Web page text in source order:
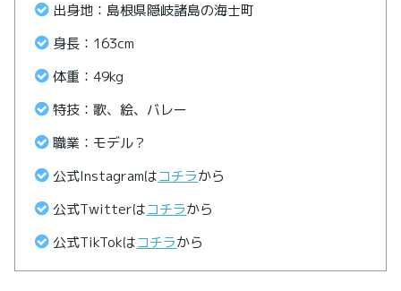
出身地：島根県隠岐諸島の海士町
身長：163cm
体重：49kg
特技：歌、絵、バレー
職業：モデル？
公式Instagramはコチラから
公式Twitterはコチラから
公式TikTokはコチラから